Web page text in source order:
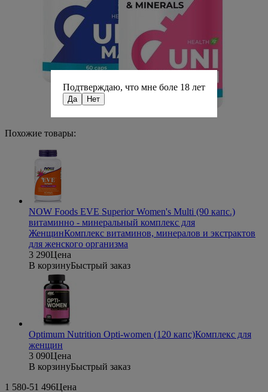
Похожие товары:
NOW Foods EVE Superior Women's Multi (90 капс.)
витаминно - минеральный комплекс для
ЖенщинКомплекс витаминов, минералов и экстрактов
для женского организма
3 290Цена
В корзинуБыстрый заказ
Optimum Nutrition Opti-women (120 капс)Комплекс для
женщин
3 090Цена
В корзинуБыстрый заказ
1 580-51 496Цена
Подтверждаю, что мне боле 18 лет
Да Нет